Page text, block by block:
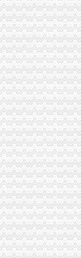
请_营业执照办理
栏
招聘-汇博网
行
安新闻网
）-中国保监会